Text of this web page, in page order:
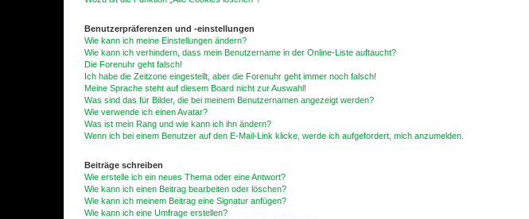
Benutzerpräferenzen und -einstellungen
Wie kann ich meine Einstellungen ändern?
Wie kann ich verhindern, dass mein Benutzername in der Online-Liste auftaucht?
Die Forenuhr geht falsch!
Ich habe die Zeitzone eingestellt, aber die Forenuhr geht immer noch falsch!
Meine Sprache steht auf diesem Board nicht zur Auswahl!
Was sind das für Bilder, die bei meinem Benutzernamen angezeigt werden?
Wie verwende ich einen Avatar?
Was ist mein Rang und wie kann ich ihn ändern?
Wenn ich bei einem Benutzer auf den E-Mail-Link klicke, werde ich aufgefordert, mich anzumelden.
Beiträge schreiben
Wie erstelle ich ein neues Thema oder eine Antwort?
Wie kann ich einen Beitrag bearbeiten oder löschen?
Wie kann ich meinem Beitrag eine Signatur anfügen?
Wie kann ich eine Umfrage erstellen?